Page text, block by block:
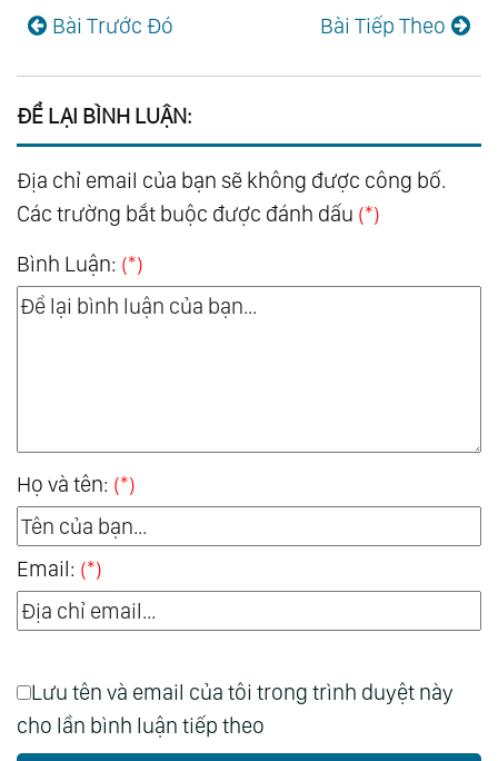
Bài Trước Đó Bài Tiếp Theo
ĐỂ LẠI BÌNH LUẬN:
Địa chỉ email của bạn sẽ không được công bố.
Các trường bắt buộc được đánh dấu (*)
Bình Luận: (*)
Họ và tên: (*)
Email: (*)
Lưu tên và email của tôi trong trình duyệt này
cho lần bình luận tiếp theo